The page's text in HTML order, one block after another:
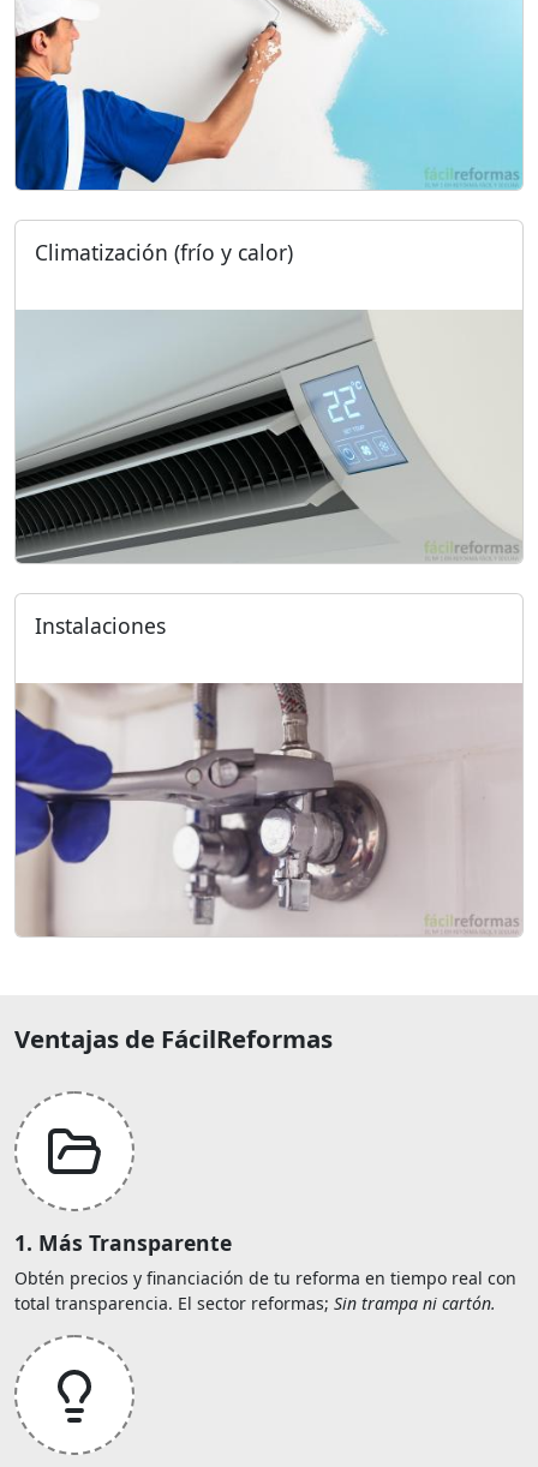
Climatización (frío y calor)
Instalaciones
Ventajas de FácilReformas
1. Más Transparente
Obtén precios y financiación de tu reforma en tiempo real con
total transparencia. El sector reformas; Sin trampa ni cartón.